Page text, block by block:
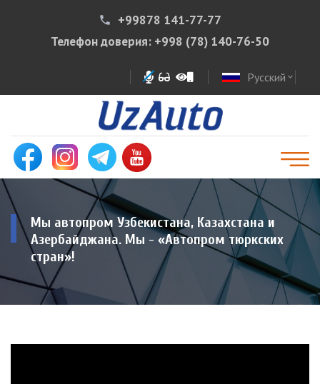
phone
+99878 141-77-77
Телефон доверия: +998 (78) 140-76-50
Русский expand_more
Мы автопром Узбекистана, Казахстана и
Азербайджана. Мы - «Автопром тюркских
стран»!